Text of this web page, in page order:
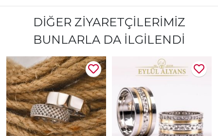
DIĞER ZIYARETÇILERIMIZ
BUNLARLA DA İLGILENDI